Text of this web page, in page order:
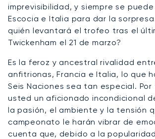
imprevisibilidad, y siempre se
Escocia e Italia para dar la
quién levantará el trofeo tras el
Twickenham el 21 de marzo?
Es la feroz y ancestral rivalidad
anfitrionas, Francia e Italia, lo que
Seis Naciones sea tan especial.
usted un aficionado incondicional
la pasión, el ambiente y la tensión
campeonato le harán vibrar de
cuenta que, debido a la